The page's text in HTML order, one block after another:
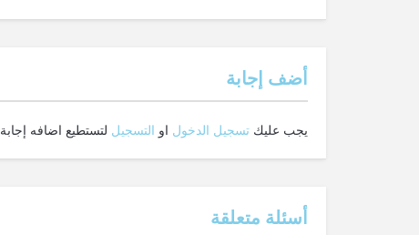
‫أضف إجابة
يجب عليك تسجيل الدخول او التسجيل لتستطيع اضافه
أسئلة متعلقة